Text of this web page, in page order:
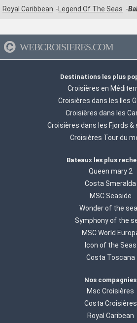
Royal Caribbean
Legend Of The Seas
WEBCROISIERES.COM
Destinations les plus
Croisières en
Croisières dans les Iles
Croisières dans les
Croisières dans les Fjords &
Croisières Tour du
Bateaux les plus
Queen mary 2
Costa Smeralda
MSC Seaside
Wonder of the
Symphony of the
MSC World
Icon of the Seas
Costa Toscana
Nos compagnies
Msc Croisières
Costa Croisières
Royal Caribean